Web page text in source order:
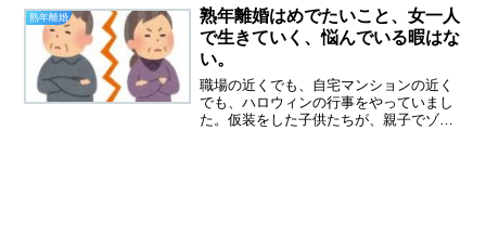
るユーチューブの動画を見てびっくりし
ました。そして怖くなりま...
熟年離婚
熟年離婚はめでたいこと、女一人
で生きていく、悩んでいる暇はな
い。
職場の近くでも、自宅マンションの近く
でも、ハロウィンの行事をやっていまし
た。仮装をした子供たちが、親子でゾロ